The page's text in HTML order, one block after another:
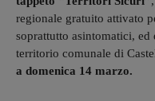
regionale gratuito attivato
soprattutto asintomatici,
territorio comunale di
a domenica 14 marzo.